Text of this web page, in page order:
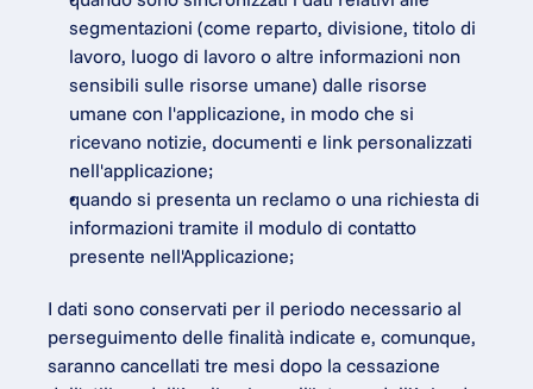
segmentazioni (come reparto, divisione, titolo di
lavoro, luogo di lavoro o altre informazioni non
sensibili sulle risorse umane) dalle risorse
umane con l'applicazione, in modo che si
ricevano notizie, documenti e link personalizzati
nell'applicazione;
quando si presenta un reclamo o una richiesta di
informazioni tramite il modulo di contatto
presente nell'Applicazione;
I dati sono conservati per il periodo necessario al
perseguimento delle finalità indicate e, comunque,
saranno cancellati tre mesi dopo la cessazione